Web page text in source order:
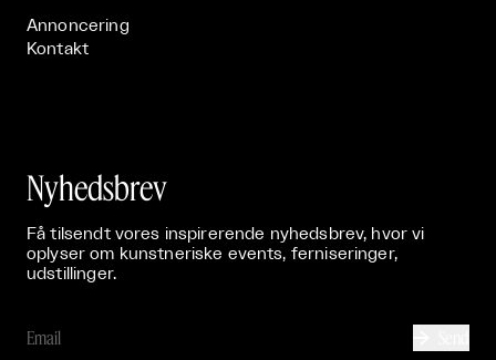
Annoncering
Kontakt
Nyhedsbrev
Få tilsendt vores inspirerende nyhedsbrev, hvor vi
oplyser om kunstneriske events, ferniseringer,
udstillinger.